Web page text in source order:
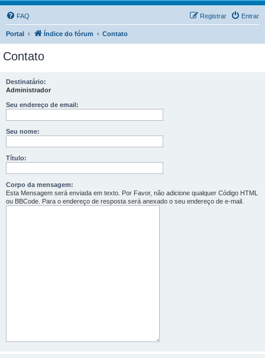
FAQ Entrar
Registrar
Portal Índice do fórum Contato
Contato
Destinatário:
Administrador
Seu endereço de email:
Seu nome:
Título:
Corpo da mensagem:
Esta Mensagem será enviada em texto. Por Favor, não adicione qualquer Código HTML
ou BBCode. Para o endereço de resposta será anexado o seu endereço de e-mail.